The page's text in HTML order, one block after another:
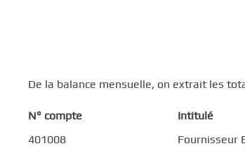
De la balance mensuelle, on extrait les
N° compte Intitulé
401008
Fournisseur